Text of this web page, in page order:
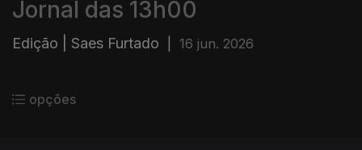
Jornal das 13h00
Edição | Saes Furtado 16 jun. 2026
opções